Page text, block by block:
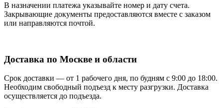
В назначении платежа указывайте номер и дату счета.
Закрывающие документы предоставляются вместе с заказом
или направляются почтой.
Доставка по Москве и области
Срок доставки — от 1 рабочего дня, по будням с 9:00 до 18:00.
Необходим свободный подъезд к месту разгрузки. Доставка
осуществляется до подъезда.